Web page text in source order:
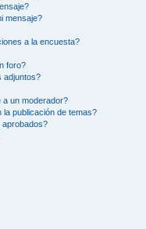
mensaje?
a la encuesta?
foro?
adjuntos?
a un moderador?
publicación de temas?
aprobados?